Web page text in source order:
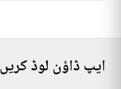
ایپ ڈاؤن لوڈ کریں